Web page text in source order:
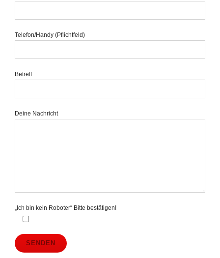
Telefon/Handy (Pflichtfeld)
Betreff
Deine Nachricht
„Ich bin kein Roboter“ Bitte bestätigen!